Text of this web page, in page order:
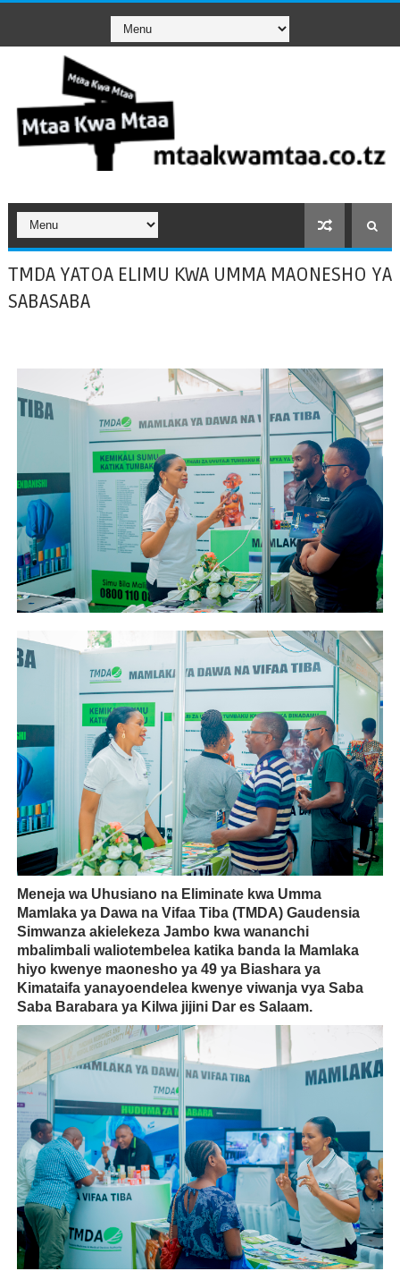
TMDA YATOA ELIMU KWA UMMA MAONESHO YA
SABASABA
Meneja wa Uhusiano na Eliminate kwa Umma
Mamlaka ya Dawa na Vifaa Tiba (TMDA) Gaudensia
Simwanza akielekeza Jambo kwa wananchi
mbalimbali waliotembelea katika banda la Mamlaka
hiyo kwenye maonesho ya 49 ya Biashara ya
Kimataifa yanayoendelea kwenye viwanja vya Saba
Saba Barabara ya Kilwa jijini Dar es Salaam.